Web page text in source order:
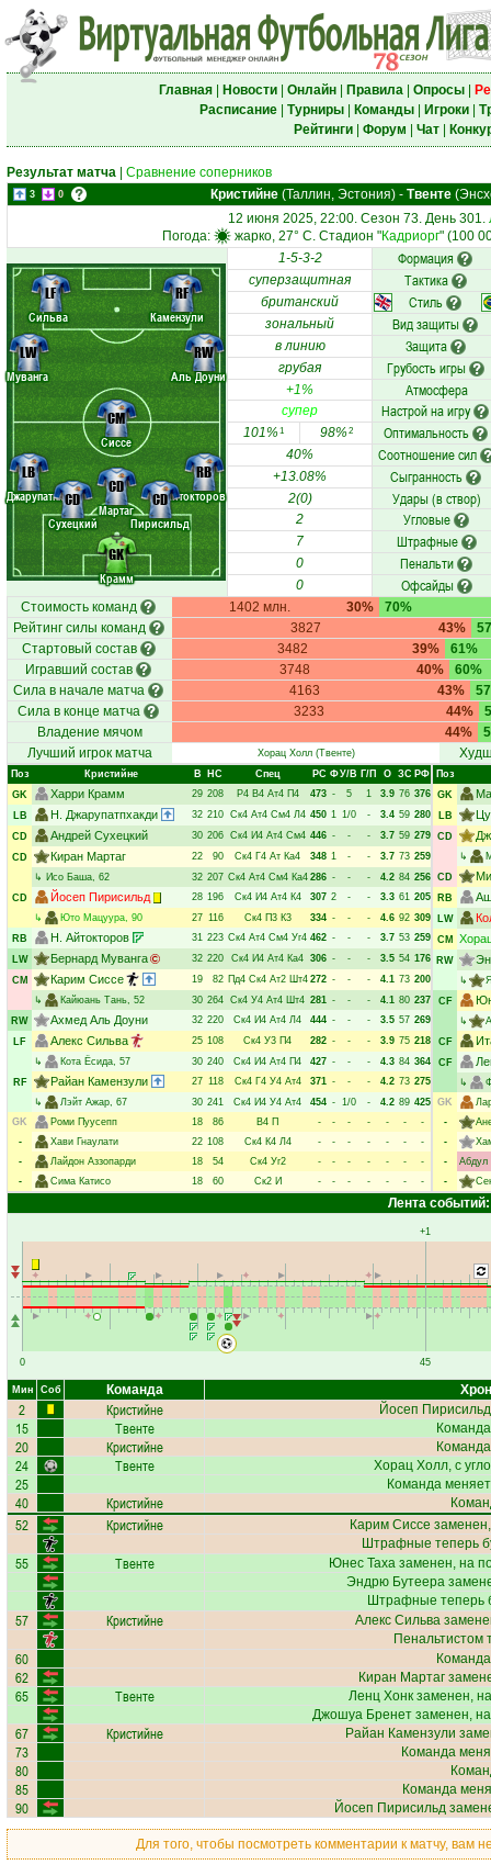
Главная| Новости| Онлайн| Правила| Опросы|
Расписание| Турниры| Команды| Игроки|
Рейтинги| Форум Чат|
Результат матча Сравнение соперников
3 0 Кристийне (Таллин, Эстония) - Твенте
12 июня 2025, 22:00. Сезон 73. День 301.
Погода:
жарко, 27° C. Стадион "Кадриорг" (100
Крамм
Джарупатпха.
Сухецкий
Мартаг
Пирисильд
Айтокторов
Муванга
Сиссе
Аль Доуни
Сильва Камензули
GK
LB
CD
CD
CD
RB
LW
CM
RW
LF RF
1-5-3-2 Формация
суперзащитная Тактика
британский Стиль
зональный Вид защиты
в линию Защита
грубая Грубость игры
+1% Атмосфера
супер Настрой на игру
101%1 98%2 Оптимальность
40% Соотношение сил
+13.08% Сыгранность
2(0) Удары (в створ)
2 Угловые
7 Штрафные
0 Пенальти
0 Офсайды
Стоимость команд 1402 млн. 30%
70%
Рейтинг силы команд
3827 43%
Стартовый состав
3482 39%
61%
Игравший состав
3748 40%
60%
Сила в начале матча
4163 43%
Сила в конце матча
3233 44%
Владение мячом
44%
Лучший игрок матча
Хорац Холл(Твенте)
Поз Кристийне В НC Спец РC ФУ/В Г/П О ЗС РФ
GK
Харри Крамм 29 208 Р4 В4 Ат4 П4 473 - 5 1 3.9 76 376
LB
Н. Джарупатпхакди 32 210 Ск4 Ат4 См4 Л4 450 1 1/0 - 3.4 59 280
CD
Андрей Сухецкий 30 206 Ск4 И4 Ат4 См4 446 - - - 3.7 59 279
CD
Киран Мартаг 22 90 Ск4 Г4 Ат Ка4 348 1 - - 3.7 73 259
↳ Исо Баша, 62 32 207 Ск4 Ат4 См4 Ка4 286 - - - 4.2 84 256
CD
Йосеп Пирисильд 28 196 Ск4 И4 Ат4 К4 307 2 - - 3.3 61 205
↳
Юто Мацуура, 90 27 116 Ск4 П3 К3 334 - - - 4.6 92 309
RB
Н. Айтокторов 31 223 Ск4 Ат4 См4 Уг4 462 - - - 3.7 53 259
LW
Бернард Муванга 32 220 Ск4 И4 Ат4 Ка4 306 - - - 3.5 54 176
CM
Карим Сиссе 19 82 Пд4 Ск4 Ат2 Шт4 272 - - - 4.1 73 200
↳
Кайюань Тань, 52 30 264 Ск4 У4 Ат4 Шт4 281 - - - 4.1 80 237
RW
Ахмед Аль Доуни 32 220 Ск4 И4 Ат4 Л4 444 - - - 3.5 57 269
LF
Алекс Сильва 25 108 Ск4 У3 П4 282 - - - 3.9 75 218
↳
Кота Ёсида, 57 30 240 Ск4 И4 Ат4 П4 427 - - - 4.3 84 364
RF
Райан Камензули 27 118 Ск4 Г4 У4 Ат4 371 - - - 4.2 73 275
↳
Лэйт Ажар, 67 30 241 Ск4 И4 У4 Ат4 454 - 1/0 - 4.2 89 425
GK
Роми Пуусепп 18 86 В4 П - - - - - -
-
-
Хави Гнаулати 22 108 Ск4 К4 Л4 - - - - - -
-
-
Лайдон Аззопарди 18 54 Ск4 Уг2 - - - - - -
-
-
Сима Катисо 18 60 Ск2 И - - - - - - -
Поз
GK
LB
CD
↳
CD
RB
LW
CM
RW
↳
CF
↳
CF
CF
↳
GK
-
-
-
Абдул
-
Лента событий:
0
+1
45
Мин Соб Команда
2 Кристийне Йосеп Пирисильд
15 Твенте
20 Кристийне
24 Твенте Хорац Холл, с
25 Команда
40 Кристийне
52 Кристийне Карим Сиссе
Штрафные теперь
55 Твенте Юнес Тахазаменен, на
Эндрю Бутеера
Штрафные теперь
57 Кристийне Алекс Сильва
Пенальтистом
60
62 Киран Мартаг
65 Твенте Ленц Хонк заменен,
Джошуа Бренет заменен,
67 Кристийне Райан Камензули
73 Команда
80
85 Команда
90 Йосеп Пирисильд
Для того, чтобы посмотреть комментарии к матчу, вам